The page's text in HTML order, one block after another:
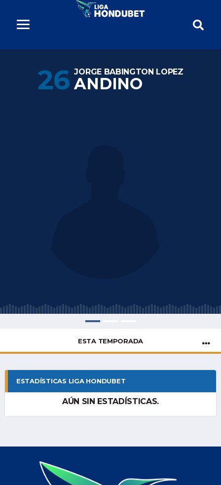
26 JORGE BABINGTON LOPEZ
ANDINO
ESTA TEMPORADA
ESTADÍSTICAS LIGA HONDUBET
AÚN SIN ESTADÍSTICAS.